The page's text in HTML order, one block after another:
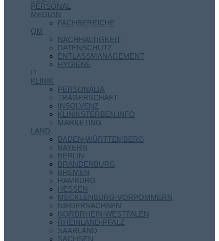
PERSONAL
MEDIZIN
FACHBEREICHE
QM
NACHHALTIGKEIT
DATENSCHUTZ
ENTLASSMANAGEMENT
HYGIENE
IT
KLINIK
PERSONALIA
TRÄGERSCHAFT
INSOLVENZ
KLINIKSTERBEN.INFO
MARKETING
LAND
BADEN-WÜRTTEMBERG
BAYERN
BERLIN
BRANDENBURG
BREMEN
HAMBURG
HESSEN
MECKLENBURG-VORPOMMERN
NIEDERSACHSEN
NORDRHEIN-WESTFALEN
RHEINLAND-PFALZ
SAARLAND
SACHSEN